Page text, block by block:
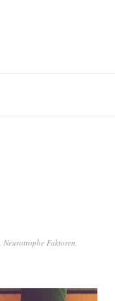
Neurotrophe Faktoren